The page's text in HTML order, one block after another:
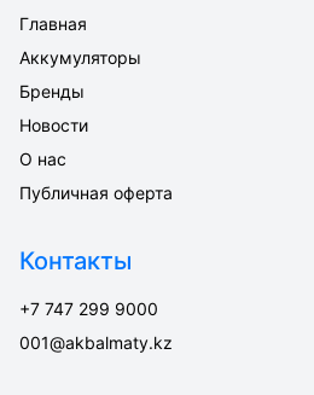
Главная
Аккумуляторы
Бренды
Новости
О нас
Публичная оферта
Контакты
+7 747 299 9000
001@akbalmaty.kz